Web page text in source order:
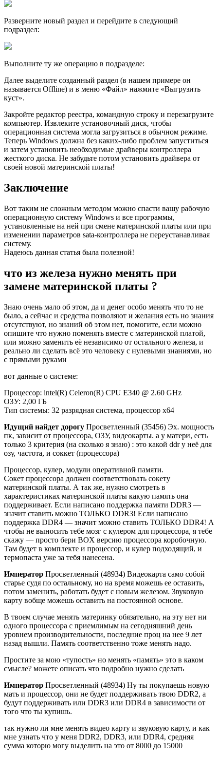
Разверните новый раздел и перейдите в следующий
подраздел:
Выполните ту же операцию в подразделе:
Далее выделите созданный раздел (в нашем примере он
называется Offline) и в меню «Файл» нажмите «Выгрузить
куст».
Закройте редактор реестра, командную строку и перезагрузите
компьютер. Извлеките установочный диск, чтобы
операционная система могла загрузиться в обычном режиме.
Теперь Windows должна без каких-либо проблем запуститься
и затем установить необходимые драйверы контроллера
жесткого диска. Не забудьте потом установить драйвера от
своей новой материнской платы!
Заключение
Вот таким не сложным методом можно спасти вашу рабочую
операционную систему Windows и все программы,
установленные на ней при смене материнской платы или при
изменении параметров sata-контроллера не переустанавливая
систему.
Надеюсь данная статья была полезной!
что из железа нужно менять при
замене материнской платы ?
Знаю очень мало об этом, да и денег особо менять что то не
было, а сейчас и средства позволяют и желания есть но знания
отсутствуют, но знаний об этом нет, помогите, если можно
опишите что нужно поменять вместе с материнской платой,
или можно заменить её независимо от остального железа, и
реально ли сделать всё это человеку с нулевыми знаниями, но
с прямыми руками
вот данные о системе:
Процессор: intel(R) Celeron(R) CPU E340 @ 2.60 GHz
ОЗУ: 2,00 ГБ
Тип системы: 32 разрядная система, процессор х64
Идущий найдет дорогу Просветленный (35456) Эх. мощность
пк, зависит от процессора, ОЗУ, видеокарты. а у матери, есть
только 3 критерия (на сколько я знаю) : это какой ddr у неё для
озу, частота, и соккет (процессора)
Процессор, кулер, модули оперативной памяти.
Сокет процессора должен соответствовать сокету
материнской платы. А так же, нужно смотреть в
характеристиках материнской платы какую память она
поддерживает. Если написано поддержка памяти DDR3 —
значит ставить можно ТОЛЬКО DDR3! Если написано
поддержка DDR4 — значит можно ставить ТОЛЬКО DDR4! А
чтобы не выносить тебе мозг с кулером для процессора, я тебе
скажу — просто бери BOX версию процессора коробочную.
Там будет в комплекте и процессор, и кулер подходящий, и
термопаста уже за тебя нанесена.
Император Просветленный (48934) Видеокарта само собой
старье судя по остальному, но на время можешь ее оставить,
потом заменить, работать будет с новым железом. Звуковую
карту вобще можешь оставить на постоянной основе.
В твоем случае менять материнку обязательно, на эту нет ни
одного процессора с приемлимым на сегодняшний день
уровнем производительности, последние проц на нее 9 лет
назад вышли. Память соответственно тоже менять надо.
Простите за мою «тупость» но менять «память» это в каком
смысле? можете описать что подробно нужно сделать
Император Просветленный (48934) Ну ты покупаешь новую
мать и процессор, они не будет поддерживать твою DDR2, а
будут поддерживать или DDR3 или DDR4 в зависимости от
того что ты купишь.
так нужно ли мне менять видео карту и звуковую карту, и как
мне узнать что у меня DDR2, DDR3, или DDR4, средняя
сумма которю могу выделить на это от 8000 до 15000